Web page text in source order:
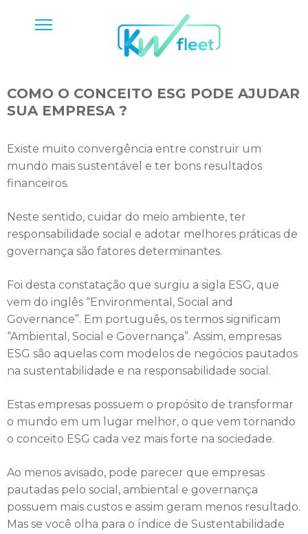
COMO O CONCEITO ESG PODE AJUDAR
SUA EMPRESA ?
Existe muito convergência entre construir um
mundo mais sustentável e ter bons resultados
financeiros.
Neste sentido, cuidar do meio ambiente, ter
responsabilidade social e adotar melhores práticas de
governança são fatores determinantes.
Foi desta constatação que surgiu a sigla ESG, que
vem do inglês “Environmental, Social and
Governance”. Em português, os termos significam
“Ambiental, Social e Governança”. Assim, empresas
ESG são aquelas com modelos de negócios pautados
na sustentabilidade e na responsabilidade social.
Estas empresas possuem o propósito de transformar
o mundo em um lugar melhor, o que vem tornando
o conceito ESG cada vez mais forte na sociedade.
Ao menos avisado, pode parecer que empresas
pautadas pelo social, ambiental e governança
possuem mais custos e assim geram menos resultado.
Mas se você olha para o índice de Sustentabilidade